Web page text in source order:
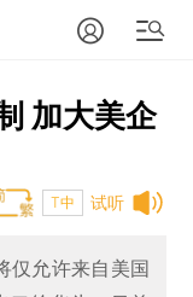
加大美企
试听
T中
仅允许来自美国